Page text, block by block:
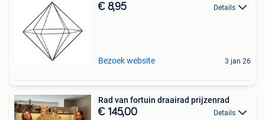
€ 8,95 Details
Bezoek website 3 jan 26
Rad van fortuin draairad prijzenrad
€ 145,00 Details